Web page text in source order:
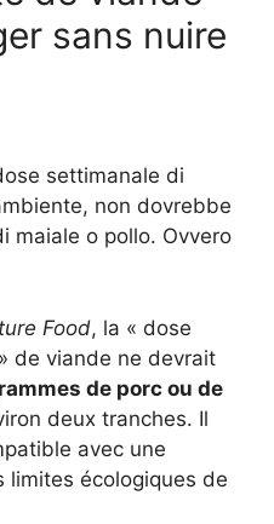
sans nuire
settimanale di
non dovrebbe
maiale o pollo. Ovvero
Food, la « dose
de viande ne devrait
de porc ou de
deux tranches. Il
avec une
limites écologiques de